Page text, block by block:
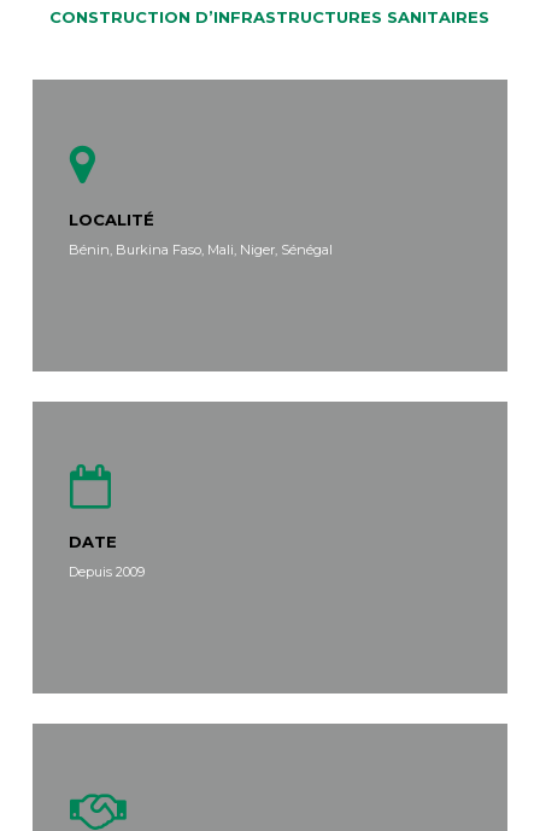
CONSTRUCTION D’INFRASTRUCTURES SANITAIRES
LOCALITÉ
Bénin, Burkina Faso, Mali, Niger, Sénégal
DATE
Depuis 2009